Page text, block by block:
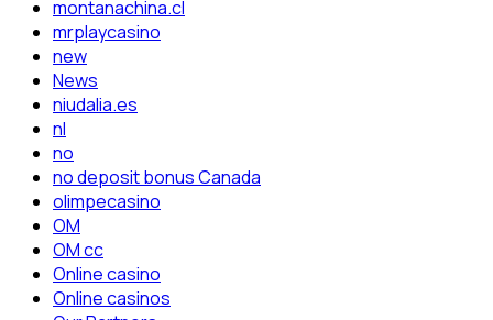
montanachina.cl
mrplaycasino
new
News
niudalia.es
nl
no
no deposit bonus Canada
olimpecasino
OM
OM cc
Online casino
Online casinos